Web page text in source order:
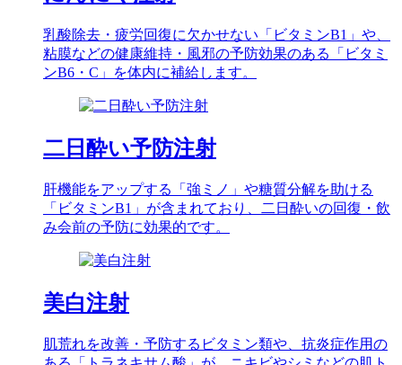
乳酸除去・疲労回復に欠かせない「ビタミンB1」や、
粘膜などの健康維持・風邪の予防効果のある「ビタミ
ンB6・C」を体内に補給します。
二日酔い予防注射
肝機能をアップする「強ミノ」や糖質分解を助ける
「ビタミンB1」が含まれており、二日酔いの回復・飲
み会前の予防に効果的です。
美白注射
肌荒れを改善・予防するビタミン類や、抗炎症作用の